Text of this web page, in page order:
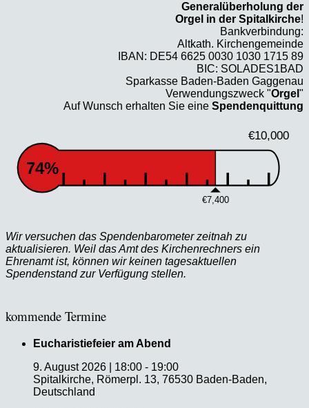
Generalüberholung der
Orgel in der Spitalkirche!
Bankverbindung:
Altkath. Kirchengemeinde
IBAN: DE54 6625 0030 1030 1715 89
BIC: SOLADES1BAD
Sparkasse Baden-Baden Gaggenau
Verwendungszweck "Orgel "
Auf Wunsch erhalten Sie eine Spendenquittung
€10,000
€7,400
74%
Wir versuchen das Spendenbarometer zeitnah zu
aktualisieren. Weil das Amt des Kirchenrechners ein
Ehrenamt ist, können wir keinen tagesaktuellen
Spendenstand zur Verfügung stellen.
kommende Termine
Eucharistiefeier am Abend
9. August 2026
18:00 - 19:00
Spitalkirche, Römerpl. 13, 76530 Baden-Baden,
Deutschland